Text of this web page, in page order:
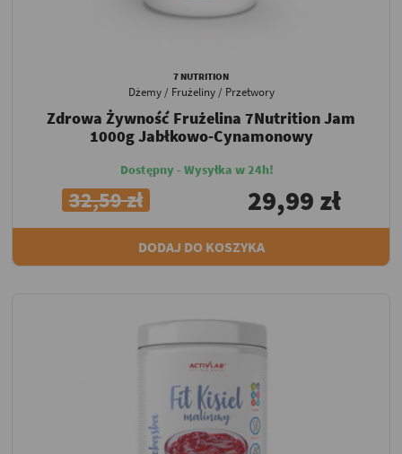
7 NUTRITION
Dżemy / Frużeliny / Przetwory
Zdrowa Żywność Frużelina 7Nutrition Jam
1000g Jabłkowo-Cynamonowy
Dostępny - Wysyłka w 24h!
32,59 zł 29,99 zł
DODAJ DO KOSZYKA